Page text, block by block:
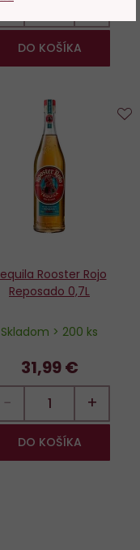
−
DO KOŠÍKA
Rooster Rojo
Reposado 0,7L
Skladom > 200 ks
31,99 €
− +
DO KOŠÍKA